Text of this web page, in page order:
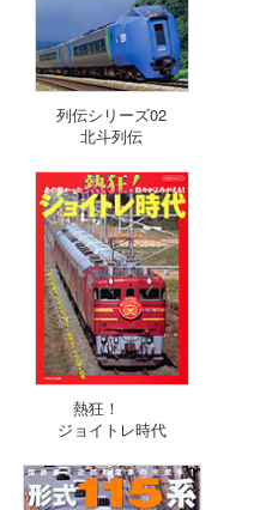
列伝シリーズ02
北斗列伝
熱狂！
ジョイトレ時代